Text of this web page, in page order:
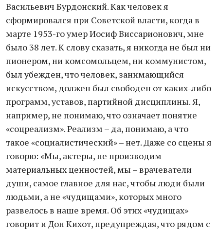
Васильевич Бурдонский. Как человек я
сформировался при Советской власти, когда в
марте 1953-го умер Иосиф Виссарионович, мне
было 38 лет. К слову сказать, я никогда не был ни
пионером, ни комсомольцем, ни коммунистом,
был убежден, что человек, занимающийся
искусством, должен был свободен от каких-либо
программ, уставов, партийной дисциплины. Я,
например, не понимаю, что означает понятие
«соцреализм». Реализм – да, понимаю, а что
такое «социалистический» – нет. Даже со сцены я
говорю: «Мы, актеры, не производим
материальных ценностей, мы – врачеватели
души, самое главное для нас, чтобы люди были
людьми, а не «чудищами», которых много
развелось в наше время. Об этих «чудищах»
говорит и Дон Кихот, предупреждая, что рядом с